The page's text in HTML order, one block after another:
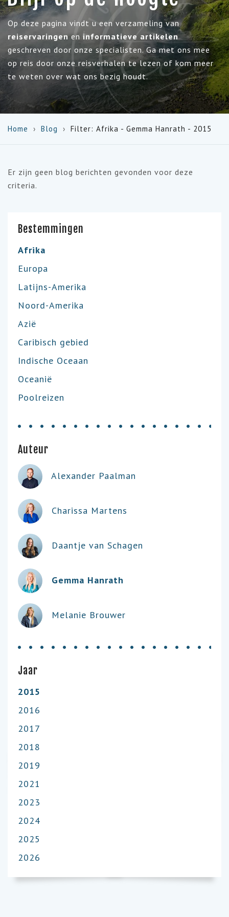
Op deze pagina vindt u een verzameling van
reiservaringenen informatieve artikelen
geschreven door onze specialisten. Ga met ons mee
op reis door onze reisverhalen te lezen of kom meer
te weten over wat ons bezig houdt.
Home Blog Filter: Afrika - Gemma Hanrath - 2015
Er zijn geen blog berichten gevonden voor deze
criteria.
Bestemmingen
Afrika
Europa
Latijns-Amerika
Noord-Amerika
Azië
Caribisch gebied
Indische Oceaan
Oceanië
Poolreizen
Auteur
Alexander Paalman
Charissa Martens
Daantje van Schagen
Gemma Hanrath
Melanie Brouwer
Jaar
2015
2016
2017
2018
2019
2021
2023
2024
2025
2026